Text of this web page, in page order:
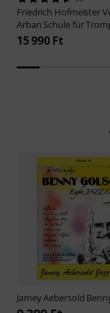
Friedrich Hofmeister
Arban Schule für
15 990 Ft
Jamey Aebersold